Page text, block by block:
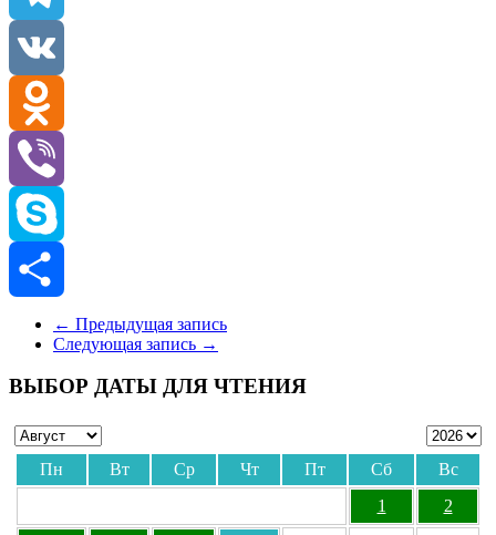
Telegram
VK
Odnoklassniki
Viber
Skype
Отправить
← Предыдущая запись
Следующая запись →
ВЫБОР ДАТЫ ДЛЯ ЧТЕНИЯ
Пн Вт Ср Чт Пт Сб
Вс
1
2